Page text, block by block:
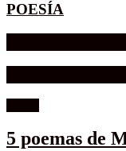
POESÍA
5 poemas de